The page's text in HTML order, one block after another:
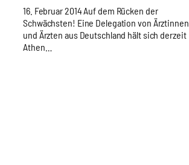
16. Februar 2014 Auf dem Rücken der
Schwächsten! Eine Delegation von Ärztinnen
und Ärzten aus Deutschland hält sich derzeit
Athen…